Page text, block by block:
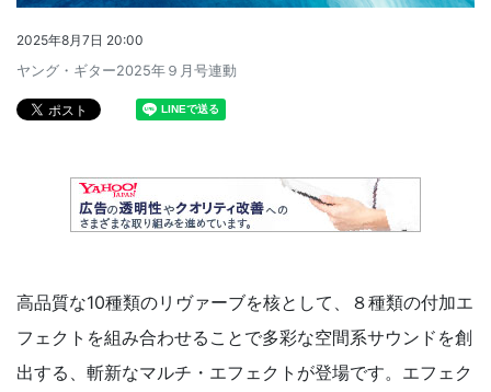
2025年8月7日 20:00
ヤング・ギター2025年９月号連動
高品質な10種類のリヴァーブを核として、８種類の付加エ
フェクトを組み合わせることで多彩な空間系サウンドを創
出する、斬新なマルチ・エフェクトが登場です。エフェク